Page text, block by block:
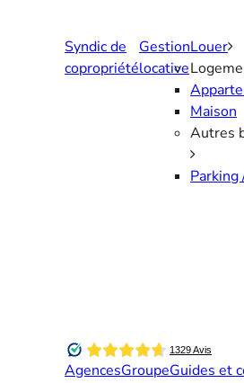
Syndic de
copropriété
Gestion
locative
Louer
Maison
Autres
Parking
AgencesGroupeGuides et